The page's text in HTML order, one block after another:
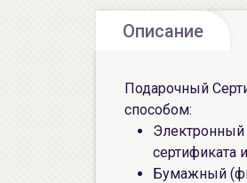
Описание
Подарочный
способом:
Электронный
сертификата
Бумажный